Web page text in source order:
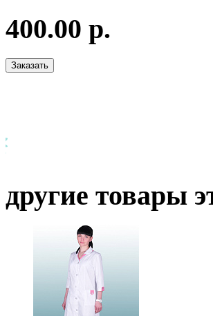
400.00 р.
другие товары